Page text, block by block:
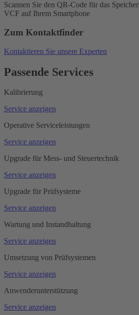
Scannen Sie den QR-Code für das
VCF auf Ihrem Smartphone
Zum Kontaktfinder
Kontaktieren Sie unsere Experten
Passende Services
Kalibrierung
Service anzeigen
Operative Serviceleistungen
Service anzeigen
Upgrade für Mess- und Steuertechnik
Service anzeigen
Upgrade für Prüfsysteme
Service anzeigen
Wartung und Instandhaltung
Service anzeigen
Umsetzung von Prüfsystemen
Service anzeigen
Anwenderunterstützung
Service anzeigen